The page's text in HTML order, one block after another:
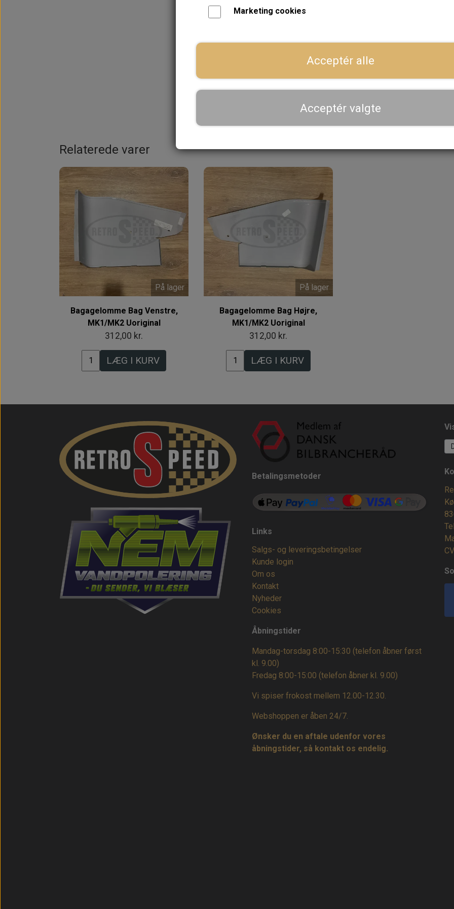
Dansk webshop, kundeservice og lager
Hurtig levering - sendes ofte samme dag og leveres
Se aktuel leveringstid på varen - vi afsender altid
Priser er inkl. moms
Relaterede varer
På lager
Bagagelomme Bag Venstre,
MK1/MK2 Uoriginal
312,00 kr.
LÆG I KURV
På lager
Bagagelomme Bag Højre,
MK1/MK2 Uoriginal
312,00 kr.
LÆG I KURV
Betalingsmetoder
Links
Salgs- og leveringsbetingelser
Kunde login
Om os
Kontakt
Nyheder
Cookies
Åbningstider
Mandag-torsdag 8:00-15:30 (telefon åbner først
kl. 9.00)
Fredag 8:00-15:00 (telefon åbner kl. 9.00)
Vi spiser frokost mellem 12.00-12.30.
Webshoppen er åben 24/7.
Ønsker du en aftale udenfor vores
åbningstider, så kontakt os endelig.
Marketing cookies
Acceptér alle
Acceptér valgte